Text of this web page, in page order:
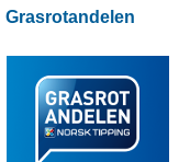
Grasrotandelen